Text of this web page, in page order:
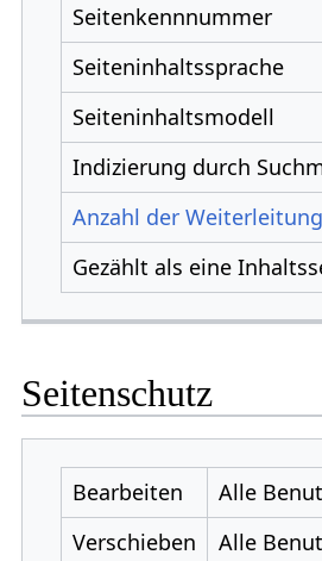
Seitenkennnummer
Seiteninhaltssprache
Seiteninhaltsmodell
Indizierung durch
Anzahl der
Gezählt als eine
Seitenschutz
Bearbeiten
Alle
Verschieben
Alle